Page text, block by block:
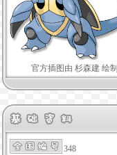
官方插图由 杉森建 绘制
348